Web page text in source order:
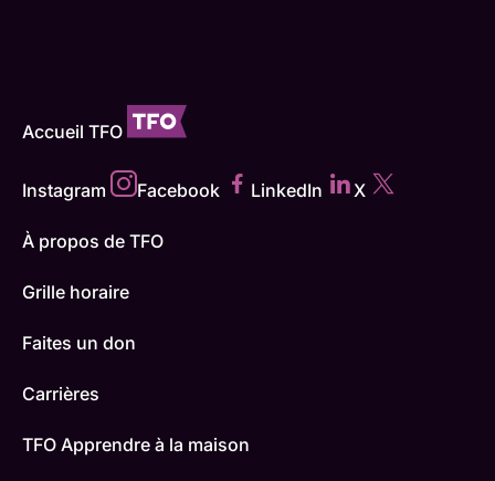
Accueil TFO
Instagram Facebook LinkedIn X
À propos de TFO
Grille horaire
Faites un don
Carrières
TFO Apprendre à la maison